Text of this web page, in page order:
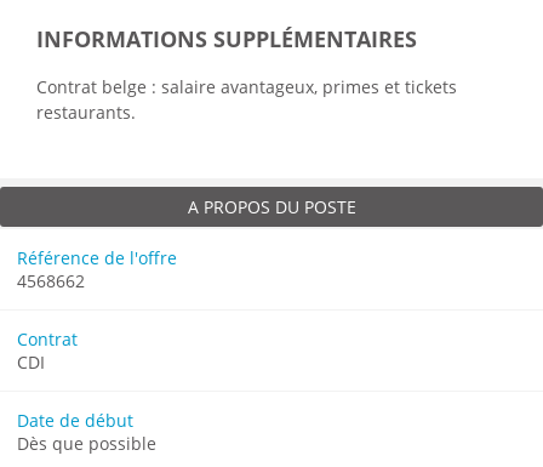
INFORMATIONS SUPPLÉMENTAIRES
Contrat belge : salaire avantageux, primes et tickets
restaurants.
A PROPOS DU POSTE
Référence de l'offre
4568662
Contrat
CDI
Date de début
Dès que possible